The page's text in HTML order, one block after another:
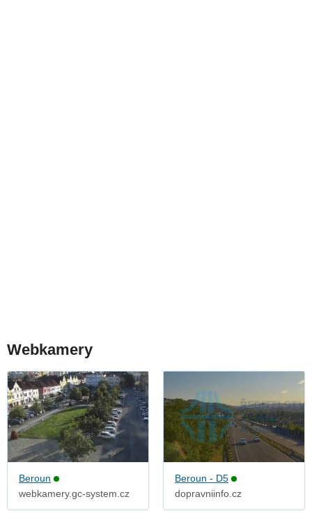
Webkamery
Beroun
webkamery.gc-system.cz
Beroun - D5
dopravniinfo.cz